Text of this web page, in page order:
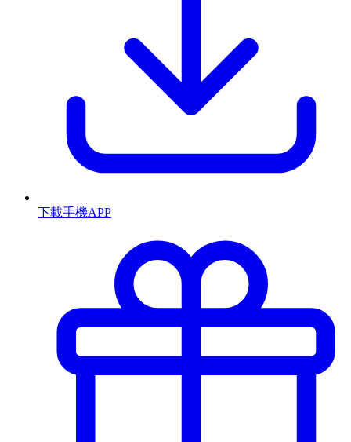
下載手機APP